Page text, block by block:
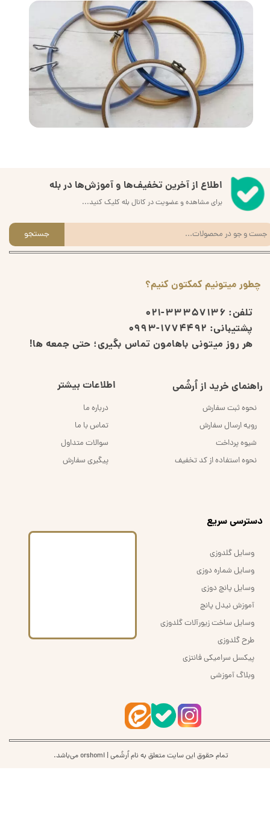
چطور میتونیم کمکتون کنیم؟
تلفن: 33357136-021
پشتیبانی: 1774492-0993
هر روز میتونی باهامون تماس بگیری؛ حتی جمعه ها!
راهنمای خرید از اُرشُمی
نحوه ثبت سفارش
رویه ارسال سفارش
شیوه پرداخت
نحوه استفاده از کد تخفیف
اطلاعات بیشتر
درباره ما
تماس با ما
سوالات متداول
پیگیری سفارش
اطلاع از آخرین تخفیف‌ها و آموزش‌ها در بله
برای مشاهده و عضویت در کانال بله کلیک کنید...
جستجو
تمام حقوق این سایت متعلق به نام اُرشُمی | orshomi می‌باشد.
​دسترسی سریع
وسایل گلدوزی
وسایل شماره دوزی
وسایل پانچ دوزی
آموزش نیدل پانچ
وسایل ساخت زیورآلات گلدوزی
طرح گلدوزی
پیکسل سرامیکی فانتزی
وبلاگ آموزشی